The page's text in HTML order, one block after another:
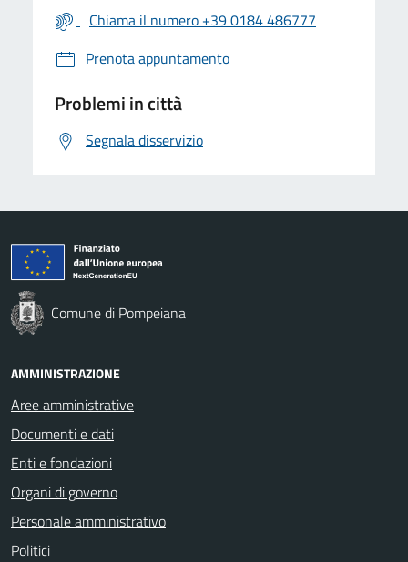
Chiama il numero +39 0184 486777
Prenota appuntamento
Problemi in città
Segnala disservizio
Comune di Pompeiana
AMMINISTRAZIONE
Aree amministrative
Documenti e dati
Enti e fondazioni
Organi di governo
Personale amministrativo
Politici